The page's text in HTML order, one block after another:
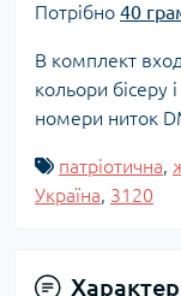
Потрібно 40
В комплект
кольори бісеру
номери ниток
патріотична,
Україна, 3120